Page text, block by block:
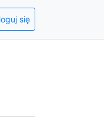
się